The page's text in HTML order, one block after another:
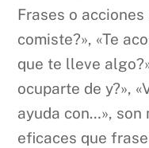
Frases o acciones
comiste?», «Te
que te lleve
ocuparte de y?»,
ayuda con…»,
eficaces que